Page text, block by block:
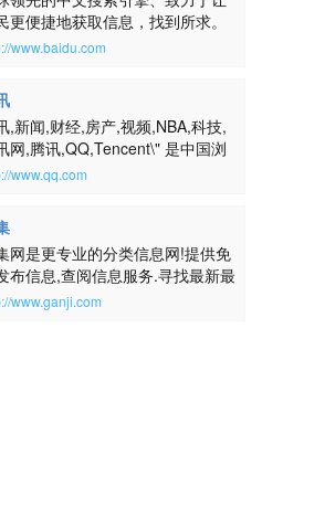
更便捷地获取信息，找到所求。
超过千亿的中文网页数据库，可
www.baidu.com
,新闻,财经,房产,视频,NBA,科技,
网,腾讯,QQ,Tencent\" 是中国浏
最大的中文门户网站，是腾讯公
品和基础服务为一体的大型综合
网站。腾讯网服务于全球华人用
致力成为最具传播力和互动性，
、主流、时尚的互联网媒体平
通过强大的实时新闻和全面深入
www.qq.com
网是更专业的分类信息网!提供免
布信息,查阅信息服务.寻找最新最
房屋出租、二手房、二手车、二
www.ganji.com